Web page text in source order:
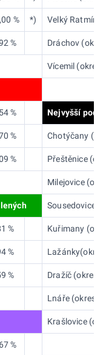
% *) Velký
% Dráchov
Vícemil (okres
% Nejvyšší podíl
% Chotýčany
% Přeštěnice
Milejovice
Sousedovice
% Kuřimany
% Lažánky(okres
% Dražíč (okres
Lnáře (okres
Krašlovice
%